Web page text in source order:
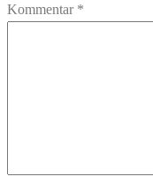
Kommentar *